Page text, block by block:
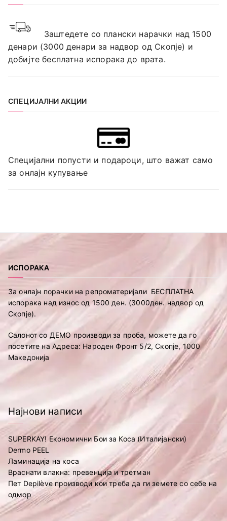
Заштедете со плански нарачки над 1500
денари (3000 денари за надвор од Скопје) и
добијте бесплатна испорака до врата.
СПЕЦИЈАЛНИ АКЦИИ
Специјални попусти и подароци, што важат само
за онлајн купување
ИСПОРАКА
За онлајн порачки на репроматеријали БЕСПЛАТНА
испорака над износ од 1500 ден. (3000ден. надвор од
Скопје).
Салонот со ДЕМО производи за проба, можете да го
посетите на Адреса: Народен Фронт 5/2, Скопје, 1000
Македонија
Најнови написи
SUPERKAY! Економични Бои за Коса (Италијански)
Dermo PEEL
Ламинација на коса
Враснати влакна: превенција и третман
Пет Depilève производи кои треба да ги земете со себе на
одмор